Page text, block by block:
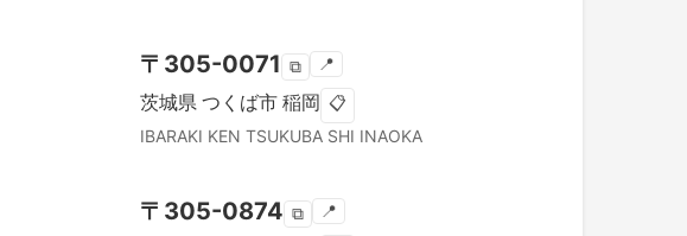
〒 305-0071 ⧉ 📍
茨城県 つくば市 稲岡 📋
IBARAKI KEN TSUKUBA SHI INAOKA
〒 305-0874 ⧉ 📍